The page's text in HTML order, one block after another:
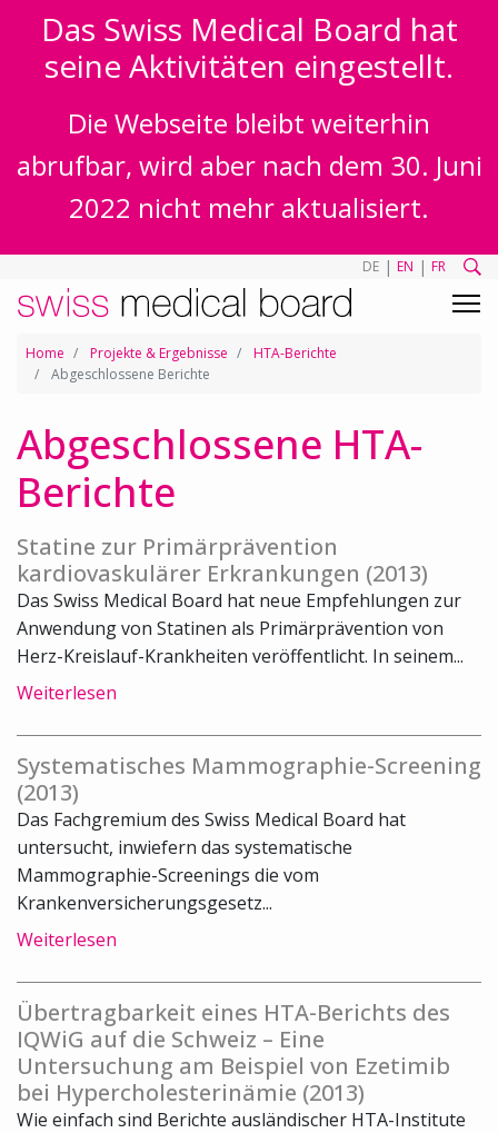
Das Swiss Medical Board hat
seine Aktivitäten eingestellt.
Die Webseite bleibt weiterhin
abrufbar, wird aber nach dem 30. Juni
2022 nicht mehr aktualisiert.
DE | EN | FR
Home Projekte & Ergebnisse
HTA-Berichte
Abgeschlossene Berichte
Abgeschlossene HTA-
Berichte
Statine zur Primärprävention
kardiovaskulärer Erkrankungen (2013)
Das Swiss Medical Board hat neue Empfehlungen zur
Anwendung von Statinen als Primärprävention von
Herz-Kreislauf-Krankheiten veröffentlicht. In seinem...
Weiterlesen
Systematisches Mammographie-Screening
(2013)
Das Fachgremium des Swiss Medical Board hat
untersucht, inwiefern das systematische
Mammographie-Screenings die vom
Krankenversicherungsgesetz...
Weiterlesen
Übertragbarkeit eines HTA-Berichts des
IQWiG auf die Schweiz – Eine
Untersuchung am Beispiel von Ezetimib
bei Hypercholesterinämie (2013)
Wie einfach sind Berichte ausländischer HTA-Institute